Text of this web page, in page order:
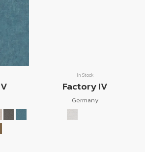
In Stock
Factory IV
Germany